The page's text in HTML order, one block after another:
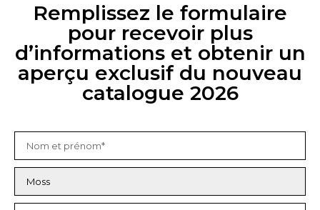
Remplissez le formulaire
pour recevoir plus
d’informations et obtenir un
aperçu exclusif du nouveau
catalogue 2026